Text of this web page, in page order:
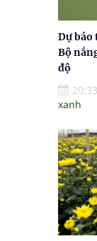
Dự báo
Bộ
độ
20:33
xanh